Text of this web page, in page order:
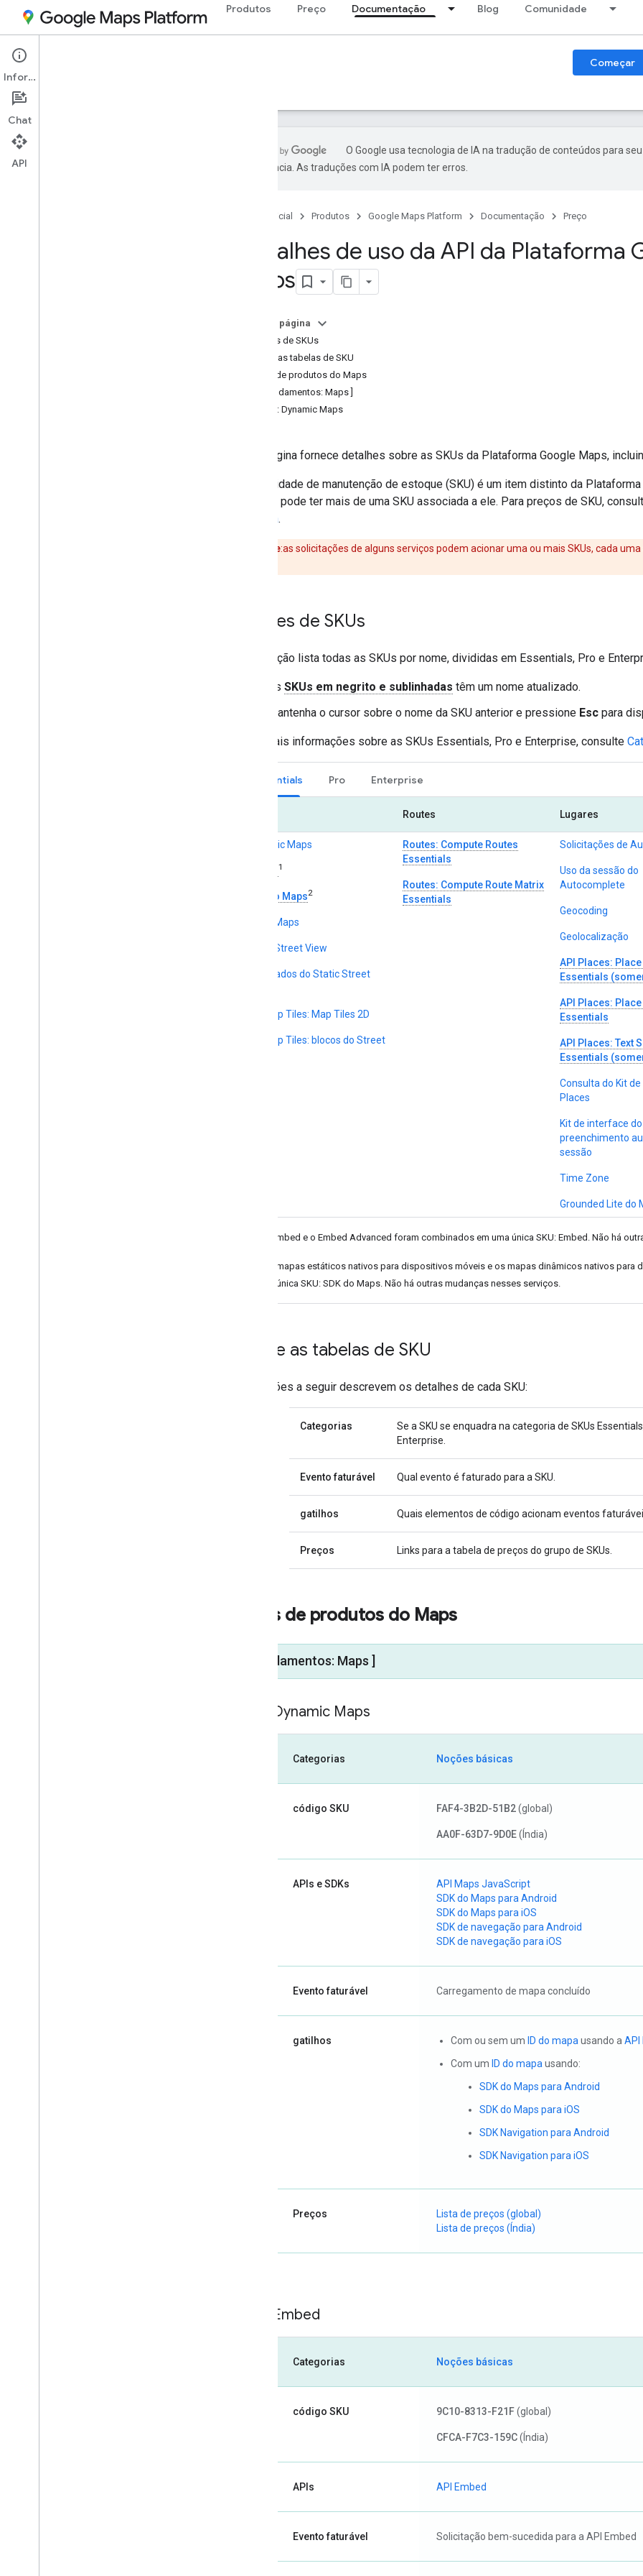
Produtos Preço Documentação Blog Comunidade
Documentação Começar
Preço
O Google usa tecnologia de IA na tradução de conteúdos para
preferência. As traduções com IA podem ter erros.
Página inicial Produtos Google Maps Platform Documentação Preço
Detalhes de uso da API da Plataforma
Maps
Nesta página
Nomes de SKUs
Sobre as tabelas de SKU
SKUs de produtos do Maps
[ Fundamentos: Maps ]
SKU: Dynamic Maps
Esta página fornece detalhes sobre as SKUs da Plataforma Google Maps,
Uma unidade de manutenção de estoque (SKU) é um item distinto da
produto pode ter mais de uma SKU associada a ele. Para preços de SKU,
Índia.
Importante:as solicitações de alguns serviços podem acionar uma ou mais SKUs, cada
Nomes de SKUs
Esta seção lista todas as SKUs por nome, divididas em Essentials, Pro e
As SKUs em negrito e sublinhadas têm um nome atualizado.
Mantenha o cursor sobre o nome da SKU anterior e pressione Esc para
Para mais informações sobre as SKUs Essentials, Pro e Enterprise, consulte
Essentials Pro Enterprise
Routes Lugares
Dynamic Maps
1
SDK do Maps2
Static Maps
Static Street View
Metadados do Static Street
API Map Tiles: Map Tiles 2D
API Map Tiles: blocos do Street
Routes: Compute Routes
Essentials
Routes: Compute Route Matrix
Essentials
Solicitações de
Uso da sessão do
Autocomplete
Geocoding
Geolocalização
API Places:
Essentials
API Places:
Essentials
API Places: Text
Essentials
Consulta do Kit
Places
Kit de interface
preenchimento
sessão
Time Zone
Grounded Lite do
O Embed e o Embed Advanced foram combinados em uma única SKU: Embed. Não há
Os mapas estáticos nativos para dispositivos móveis e os mapas dinâmicos nativos
uma única SKU: SDK do Maps. Não há outras mudanças nesses serviços.
Sobre as tabelas de SKU
As seções a seguir descrevem os detalhes de cada SKU:
Categorias
Se a SKU se enquadra na categoria de SKUs
Enterprise.
Evento faturável Qual evento é faturado para a SKU.
gatilhos Quais elementos de código acionam eventos
Preços Links para a tabela de preços do grupo de SKUs.
SKUs de produtos do Maps
[ Fundamentos: Maps ]
SKU: Dynamic Maps
Categorias Noções básicas
código SKU FAF4-3B2D-51B2(global)
AA0F-63D7-9D0E(Índia)
APIs e SDKs
API Maps JavaScript
SDK do Maps para Android
SDK do Maps para iOS
SDK de navegação para Android
SDK de navegação para iOS
Evento faturável Carregamento de mapa concluído
gatilhos Com ou sem um ID do mapa usando a API
Com um ID do mapa usando:
SDK do Maps para Android
SDK do Maps para iOS
SDK Navigation para Android
SDK Navigation para iOS
Preços
Lista de preços (global)
Lista de preços (Índia)
SKU: Embed
Categorias Noções básicas
código SKU 9C10-8313-F21F(global)
CFCA-F7C3-159C(Índia)
APIs API Embed
Evento faturável Solicitação bem-sucedida para a API Embed
Informações
Chat
API